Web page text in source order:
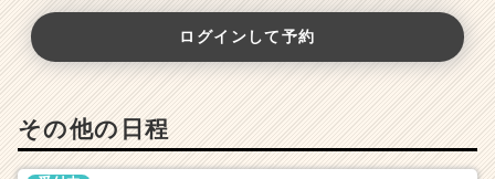
ログインして予約
その他の日程